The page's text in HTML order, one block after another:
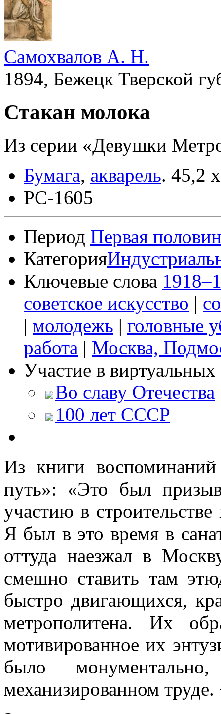
Самохвалов А. Н.
1894, Бежецк Тверской
Стакан молока
Из серии «Девушки
Бумага, акварель. 45,2
РС-1605
Период Первая
Категория
Ключевые слова
советское искусство |
| молодежь | головные
работа | Москва,
Участие в
Во славу Отечества
100 лет СССР
Из книги
путь»: «Это был
участию в
Я был в это время в
оттуда наезжал в
смешно ставить там
быстро двигающихся,
метрополитена. Их
мотивированное их
было
механизированном